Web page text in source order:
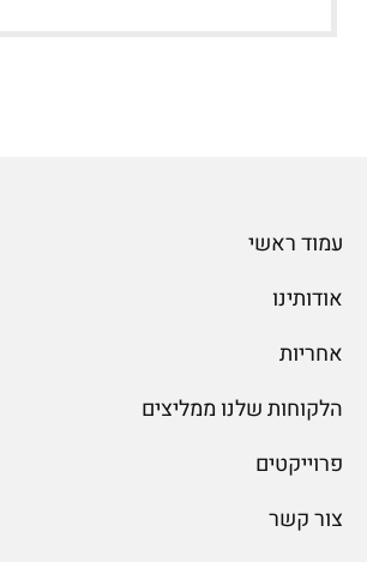
עמוד ראשי
אודותינו
אחריות
הלקוחות שלנו ממליצים
פרוייקטים
צור קשר